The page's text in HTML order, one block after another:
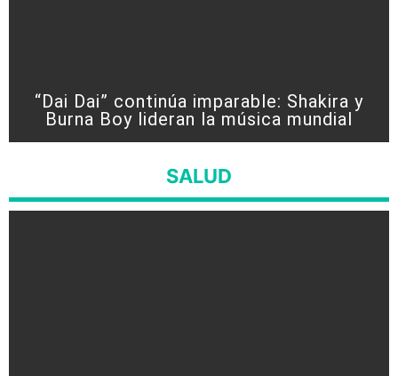
“Dai Dai” continúa imparable: Shakira y
Burna Boy lideran la música mundial
SALUD